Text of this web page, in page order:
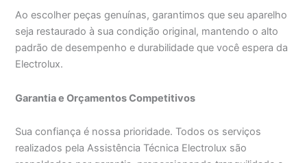
Ao escolher peças genuínas, garantimos que seu aparelho
seja restaurado à sua condição original, mantendo o alto
padrão de desempenho e durabilidade que você espera da
Electrolux.
Garantia e Orçamentos Competitivos
Sua confiança é nossa prioridade. Todos os serviços
realizados pela Assistência Técnica Electrolux são